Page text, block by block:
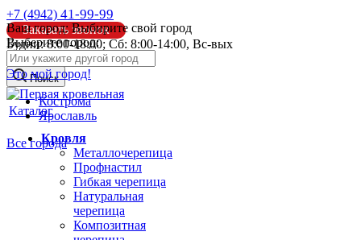
Ваш город: Выбирите свой город
Выберите город:
Это мой город!
Кострома
Ярославль
Все города
+7 (4942) 41-99-99
Заказать звонок
Будни: 8:00-18:00; Сб: 8:00-14:00, Вс-вых
info@pk44.ru
Поиск
Каталог
Кровля
Металлочерепица
Профнастил
Гибкая черепица
Натуральная
черепица
Композитная